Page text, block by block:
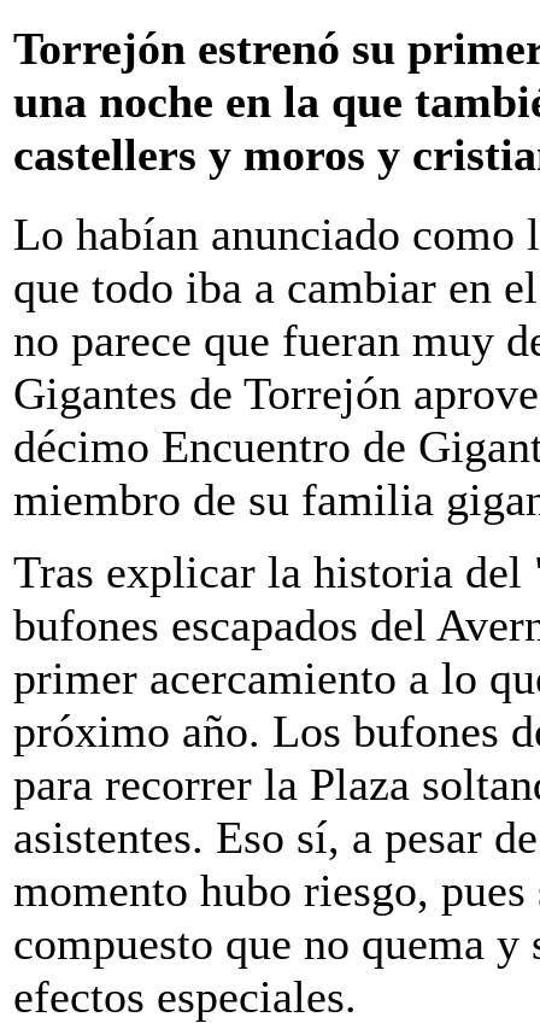
Torrejón estrenó su
una noche en la que
castellers y moros y
Lo habían anunciado como
que todo iba a cambiar en
no parece que fueran muy
Gigantes de Torrejón
décimo Encuentro de
miembro de su familia
Tras explicar la historia del
bufones escapados del
primer acercamiento a lo
próximo año. Los bufones
para recorrer la Plaza
asistentes. Eso sí, a pesar
momento hubo riesgo,
compuesto que no quema
efectos especiales.